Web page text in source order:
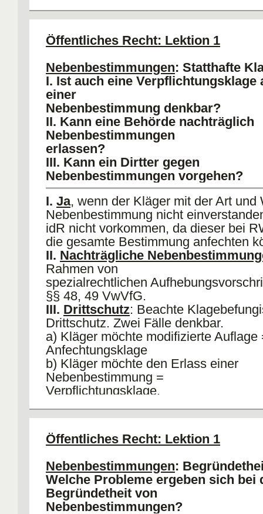
wäre die Klageart nie einschlägig.
Anfechtung (+), wenn VA abstrakt
IV.Wann ist ein VA abstrakt teilbar
1) BVerG früher
: Bedingung,
Widerufsvorbehalt nicht anfechtbar,
HauptVA untrennlich verknüpft sind.
2) EA
: Keine Anfechtung bei
Ermessensentscheidungen, die sich
Nebenbestimmung beziehen (da
Behördenermessen).
3) HM: Alle Nebenbestimmungen
113 I 1 VwGO.Ausnahme: VA kann
Nebenbestimmung nicht fortbestehen.
Öffentliches Recht: Lektion 1
Nebenbestimmungen: Statthafte
I. Ist auch eine Verpflichtungsklage
einer
Nebenbestimmung denkbar?
II. Kann eine Behörde nachträglich
Nebenbestimmungen
erlassen?
III. Kann ein Dirtter gegen
Nebenbestimmungen vorgehen?
I. Ja, wenn der Kläger mit der Art und
Nebenbestimmung nicht
idR nicht vorkommen, da dieser bei
die gesamte Bestimmung anfechten
II. Nachträgliche
Rahmen von
spezialrechtlichen
§§ 48, 49 VwVfG.
III. Drittschutz: Beachte
Drittschutz. Zwei Fälle denkbar.
a) Kläger möchte modifizierte Auflage
Anfechtungsklage
b) Kläger möchte den Erlass einer
Nebenbestimmung =
Verpflichtungsklage.
Öffentliches Recht: Lektion 1
Nebenbestimmungen:
Welche Probleme ergeben sich bei
Begründetheit von
Nebenbestimmungen?